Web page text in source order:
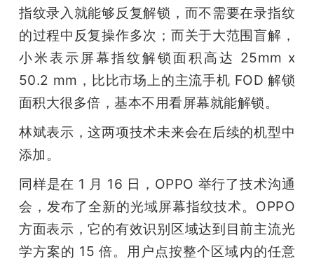
爱
指纹录入就能够反复解锁，而不需要在录指纹
的过程中反复操作多次；而关于大范围盲解，
小米表示屏幕指纹解锁面积高达 25mm x
50.2 mm，比比市场上的主流手机 FOD 解锁
面积大很多倍，基本不用看屏幕就能解锁。
林斌表示，这两项技术未来会在后续的机型中
添加。
同样是在 1 月 16 日，OPPO 举行了技术沟通
会，发布了全新的光域屏幕指纹技术。OPPO
方面表示，它的有效识别区域达到目前主流光
学方案的 15 倍。用户点按整个区域内的任意